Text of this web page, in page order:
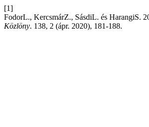
[1]
FodorL., KercsmárZ., SásdiL. és HarangiS.
Közlöny. 138, 2 (ápr. 2020), 181-188.